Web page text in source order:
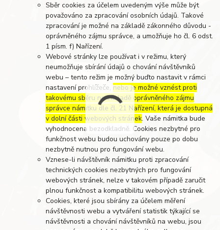
Sběr cookies za účelem uvedeným výše může být
považováno za zpracování osobních údajů. Takové
zpracování je možné na základě zákonného důvodu -
oprávněného zájmu správce, a umožňuje ho čl. 6 odst.
1 písm. f) Nařízení.
Webové stránky lze používat i v režimu, který
neumožňuje sbírání údajů o chování návštěvníků
webu – tento režim je možný buďto nastavit v rámci
nastavení prohlížeče,nebo je možné vznést proti
takovému sběru na základě oprávněného zájmu
správce námitku dle čl. 21 Nařízení, která je dostupná
v dolní části webových stránek. Vaše námitka bude
vyhodnocena bezodkladně. Cookies nezbytné pro
funkčnost webu budou uchovány pouze po dobu
nezbytně nutnou pro fungování webu.
Vznese-li návštěvník námitku proti zpracování
technických cookies nezbytných pro fungování
webových stránek, nelze v takovém případě zaručit
plnou funkčnost a kompatibilitu webových stránek.
Cookies, které jsou sbírány za účelem měření
návštěvnosti webu a vytváření statistik týkající se
návštěvnosti a chování návštěvníků na webu, jsou